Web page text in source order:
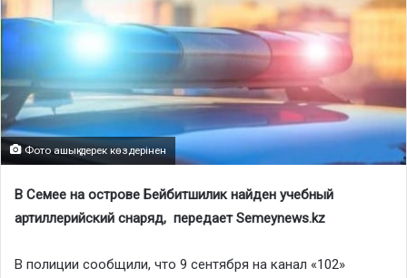
Фото ашық дерек көздерінен
В Семее на острове Бейбитшилик найден учебный
артиллерийский снаряд, передает Semeynews.kz
В полиции сообщили, что 9 сентября на канал «102»